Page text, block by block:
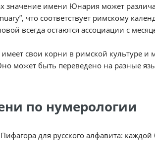
значение имени Юнария может
что соответствует римскому
всегда остаются ассоциации с
свои корни в римской культуре
может быть переведено на разные
по нумерологии
для русского алфавита: